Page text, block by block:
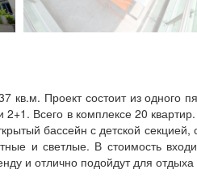
Проект состоит из одного
2+1. Всего в комплексе 20
бассейн с детской
и светлые. В стоимость
и отлично подойдут для